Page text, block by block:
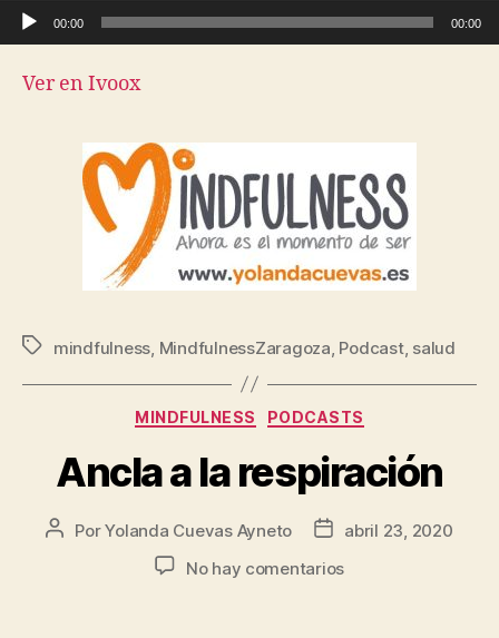
Reproductor de audio
00:00 00:00
Ver en Ivoox
mindfulness, MindfulnessZaragoza, Podcast, salud
MINDFULNESS PODCASTS
Ancla a la respiración
PorYolanda Cuevas Ayneto
abril 23, 2020
No hay comentarios